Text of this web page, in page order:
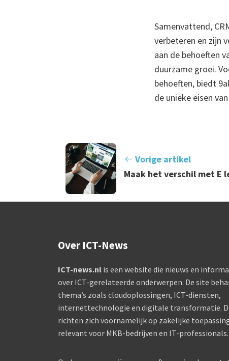
Samenvattend,
verbeteren en zijn
aan de behoeften
duurzame groei.
behoeften, biedt
de unieke eisen
Vorige artikel
Maak het verschil met E
Over ICT-News
ICT-news.nl is een website die nieuws en
over ICT-gerelateerde onderwerpen. De site
thema’s zoals cloudoplossingen, ICT-diensten,
internettechnologie en digitale transformatie.
richten zich voornamelijk op zakelijke
relevant voor MKB-bedrijven en IT-professionals.